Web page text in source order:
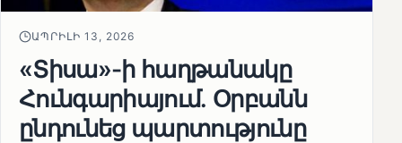
ԱՊՐԻԼԻ 13, 2026
«Տիսա»-ի հաղթանակը
Հունգարիայում․ Օրբանն
ընդունեց պարտությունը